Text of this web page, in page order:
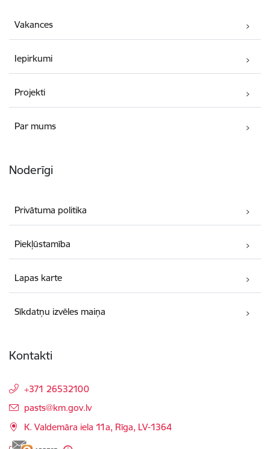
Vakances
Iepirkumi
Projekti
Par mums
Noderīgi
Privātuma politika
Piekļūstamība
Lapas karte
Sīkdatņu izvēles maiņa
Kontakti
+371 26532100
E-pasts:
pasts@km.gov.lv
K. Valdemāra iela 11a, Rīga, LV-1364